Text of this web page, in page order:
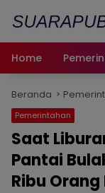
Home
Beranda
Pemerintahan
Saat
Pantai
Ribu Orang